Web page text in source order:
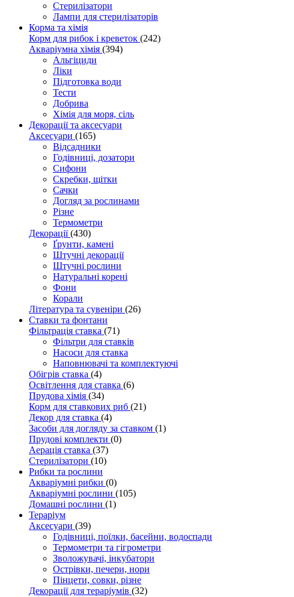
Стерилізатори
Лампи для стерилізаторів
Корма та хімія
Корм для рибок і креветок (242)
Акваріумна хімія (394)
Альгіциди
Ліки
Підготовка води
Тести
Добрива
Хімія для моря, сіль
Декорації та аксесуари
Аксесуари (165)
Відсадники
Годівниці, дозатори
Сифони
Скребки, щітки
Сачки
Догляд за рослинами
Різне
Термометри
Декорації(430)
Ґрунти, камені
Штучні декорації
Штучні рослини
Натуральні корені
Фони
Корали
Література та сувеніри (26)
Ставки та фонтани
Фільтрація ставка (71)
Фільтри для ставків
Насоси для ставка
Наповнювачі та комплектуючі
Обігрів ставка (4)
Освітлення для ставка (6)
Прудова хімія (34)
Корм для ставкових риб (21)
Декор для ставка (4)
Засоби для догляду за ставком (1)
Прудові комплекти (0)
Аерація ставка (37)
Стерилізатори (10)
Рибки та рослини
Акваріумні рибки (0)
Акваріумні рослини (105)
Домашні рослини (1)
Тераріум
Аксесуари (39)
Годівниці, поїлки, басейни, водоспади
Термометри та гігрометри
Зволожувачі, інкубатори
Острівки, печери, нори
Пінцети, совки, різне
Декорації для тераріумів (32)